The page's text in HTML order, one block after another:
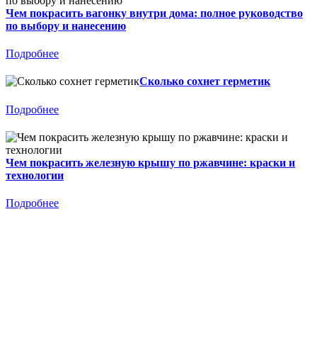
Чем покрасить вагонку внутри дома: полное руководство
по выбору и нанесению
Подробнее
Сколько сохнет герметик
Подробнее
Чем покрасить железную крышу по ржавчине: краски и
технологии
Подробнее